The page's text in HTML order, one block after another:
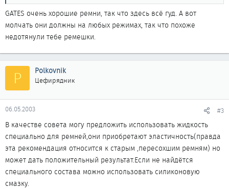
ехать в сервис ругаться?
GATES очень хорошие ремни, так что здесь всё гуд. А вот
молчать они должны на любых режимах, так что похоже
недотянули тебе ремешки.
P Polkovnik
Цефирядник
06.05.2003 #3
В качестве совета могу предложить использовать жидкость
специально для ремней,они приобретают эластичность(правда
эта рекомендация относится к старым ,пересохшим ремням) но
может дать положительный результат.Если не найдётся
специального состава можно использовать силиконовую
смазку.